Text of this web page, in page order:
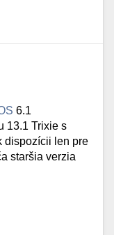
6.1
13.1 Trixie s
dispozícii len pre
staršia verzia